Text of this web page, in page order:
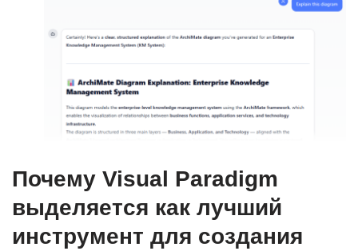
Почему Visual Paradigm
выделяется как лучший
инструмент для создания